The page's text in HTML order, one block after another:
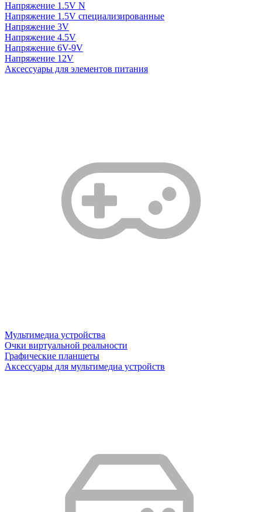
Напряжение 1.5V N
Напряжение 1.5V специализированные
Напряжение 3V
Напряжение 4.5V
Напряжение 6V-9V
Напряжение 12V
Аксессуары для элементов питания
Мультимедиа устройства
Очки виртуальной реальности
Графические планшеты
Аксессуары для мультимедиа устройств